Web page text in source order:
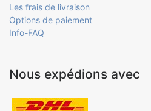
Les frais de livraison
Options de paiement
Info-FAQ
Nous expédions avec